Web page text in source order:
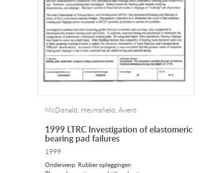
McDonald, Heymsfield, Avent
1999 LTRC Investigation of elastomeric
bearing pad failures
1999
Onderwerp: Rubber opleggingen